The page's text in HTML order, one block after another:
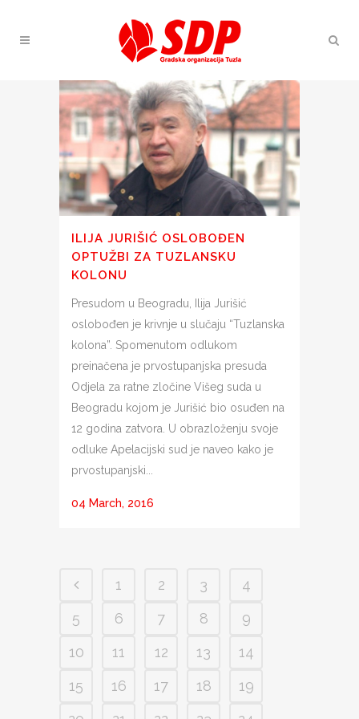
ILIJA JURIŠIĆ OSLOBOĐEN
OPTUŽBI ZA TUZLANSKU
KOLONU
Presudom u Beogradu, Ilija Jurišić
oslobođen je krivnje u slučaju “Tuzlanska
kolona”. Spomenutom odlukom
preinačena je prvostupanjska presuda
Odjela za ratne zločine Višeg suda u
Beogradu kojom je Jurišić bio osuđen na
12 godina zatvora. U obrazloženju svoje
odluke Apelacijski sud je naveo kako je
prvostupanjski...
04 March, 2016
1 2 3
4
5
6 7 8
9
10
11 12 13
14
15
16 17 18
19